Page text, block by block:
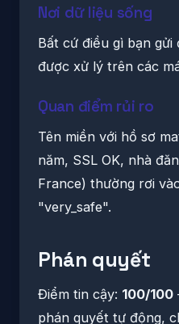
Nơi dữ liệu sống
Bất cứ điều gì bạn gửi
được xử lý trên các
Quan điểm rủi ro
Tên miền với hồ sơ
năm, SSL OK, nhà
France) thường rơi
"very_safe".
Phán quyết
Điểm tin cậy: 100/100
phán quyết tự động,